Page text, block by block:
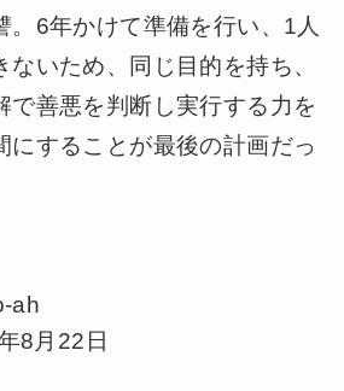
。6年かけて準備を行い、1人
いため、同じ目的を持ち、
で善悪を判断し実行する力を
にすることが最後の計画だっ
ah
8月22日